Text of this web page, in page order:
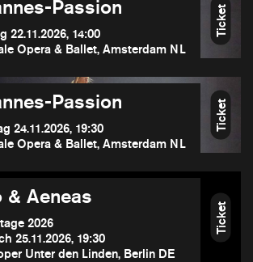
Passion
22.11.2026, 14:00
Opera & Ballet, Amsterdam NL
Ticket
Passion
24.11.2026, 19:30
Opera & Ballet, Amsterdam NL
Ticket
& Aeneas
2026
25.11.2026, 19:30
Unter den Linden, Berlin DE
Ticket